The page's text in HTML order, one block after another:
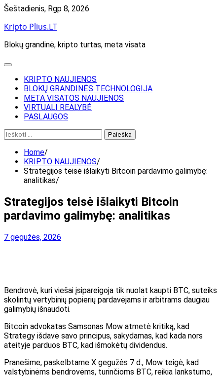
Skip
content
Šeštadienis, Rgp 8, 2026
Kripto Plius.LT
Blokų grandinė, kripto turtas, meta visata
KRIPTO NAUJIENOS
BLOKŲ GRANDINĖS TECHNOLOGIJA
META VISATOS NAUJIENOS
VIRTUALI REALYBĖ
PASLAUGOS
Ieškoti:
Home
KRIPTO NAUJIENOS
Strategijos teisė išlaikyti Bitcoin pardavimo galimybę:
analitikas
Strategijos teisė išlaikyti Bitcoin
pardavimo galimybę: analitikas
7 gegužės, 2026
Bendrovė, kuri viešai įsipareigoja tik nuolat kaupti BTC, suteiks
skolintų vertybinių popierių pardavėjams ir arbitrams daugiau
galimybių išnaudoti.
Bitcoin advokatas Samsonas Mow atmetė kritiką, kad
Strategy išdavė savo principus, sakydamas, kad kada nors
ateityje parduos BTC, kad išmokėtų dividendus.
Pranešime, paskelbtame X gegužės 7 d., Mow teigė, kad
valstybinėms bendrovėms, turinčioms BTC, reikia lankstumo,